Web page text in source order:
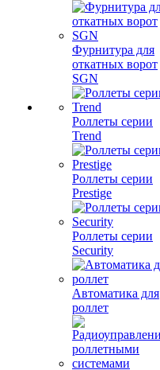
Фурнитура для
откатных ворот
SGN
Роллеты серии
Trend
Роллеты серии
Prestige
Роллеты серии
Security
Автоматика для
роллет